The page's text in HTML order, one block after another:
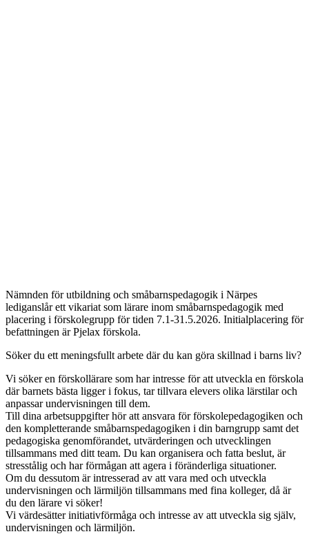
Nämnden för utbildning och småbarnspedagogik i Närpes
lediganslår ett vikariat som lärare inom småbarnspedagogik med
placering i förskolegrupp för tiden 7.1-31.5.2026. Initialplacering för
befattningen är Pjelax förskola.
Söker du ett meningsfullt arbete där du kan göra skillnad i barns liv?
Vi söker en förskollärare som har intresse för att utveckla en förskola
där barnets bästa ligger i fokus, tar tillvara elevers olika lärstilar och
anpassar undervisningen till dem.
Till dina arbetsuppgifter hör att ansvara för förskolepedagogiken och
den kompletterande småbarnspedagogiken i din barngrupp samt det
pedagogiska genomförandet, utvärderingen och utvecklingen
tillsammans med ditt team. Du kan organisera och fatta beslut, är
stresstålig och har förmågan att agera i föränderliga situationer.
Om du dessutom är intresserad av att vara med och utveckla
undervisningen och lärmiljön tillsammans med fina kolleger, då är
du den lärare vi söker!
Vi värdesätter initiativförmåga och intresse av att utveckla sig själv,
undervisningen och lärmiljön.